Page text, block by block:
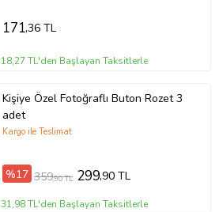
171,36 TL
18,27 TL'den Başlayan Taksitlerle
Kişiye Özel Fotoğraflı Buton Rozet 3
adet
Kargo ile Teslimat
%17 359,90 TL 299,90 TL
31,98 TL'den Başlayan Taksitlerle